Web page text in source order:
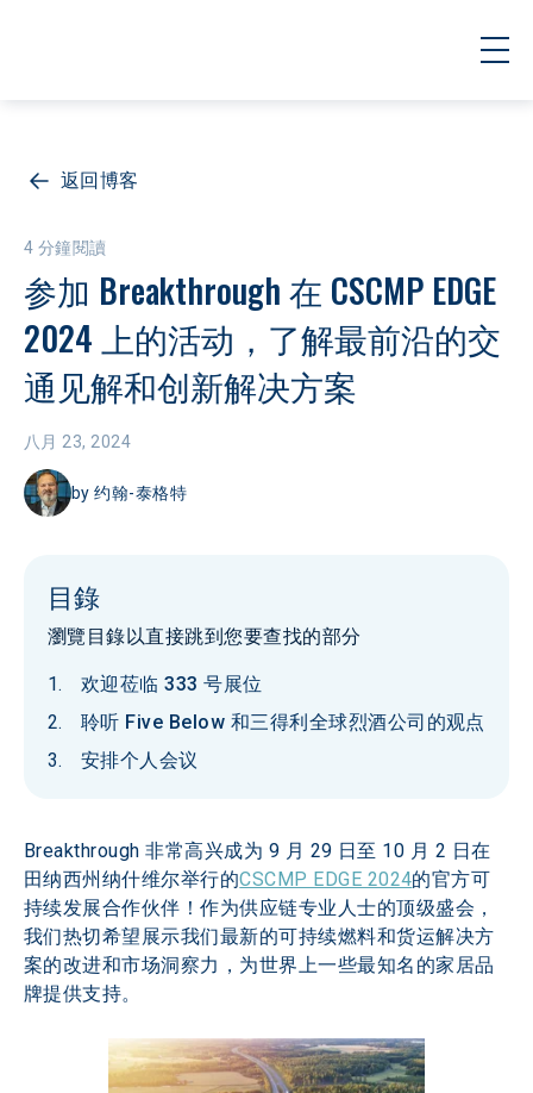
返回博客
4 分鐘閱讀
参加 Breakthrough 在 CSCMP EDGE
2024 上的活动，了解最前沿的交
通见解和创新解决方案
八月 23, 2024
by约翰-泰格特
目錄
瀏覽目錄以直接跳到您要查找的部分
欢迎莅临 333 号展位
聆听 Five Below 和三得利全球烈酒公司的观点
安排个人会议
Breakthrough 非常高兴成为 9 月 29 日至 10 月 2 日在
田纳西州纳什维尔举行的CSCMP EDGE 2024的官方可
持续发展合作伙伴！作为供应链专业人士的顶级盛会，
我们热切希望展示我们最新的可持续燃料和货运解决方
案的改进和市场洞察力，为世界上一些最知名的家居品
牌提供支持。